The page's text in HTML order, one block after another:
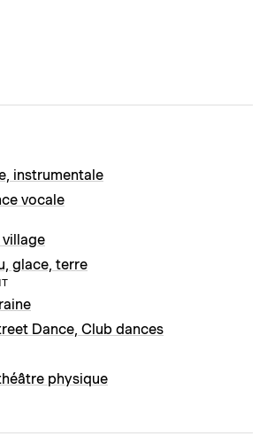
instrumentale
vocale
village
glace, terre
Dance, Club dances
physique